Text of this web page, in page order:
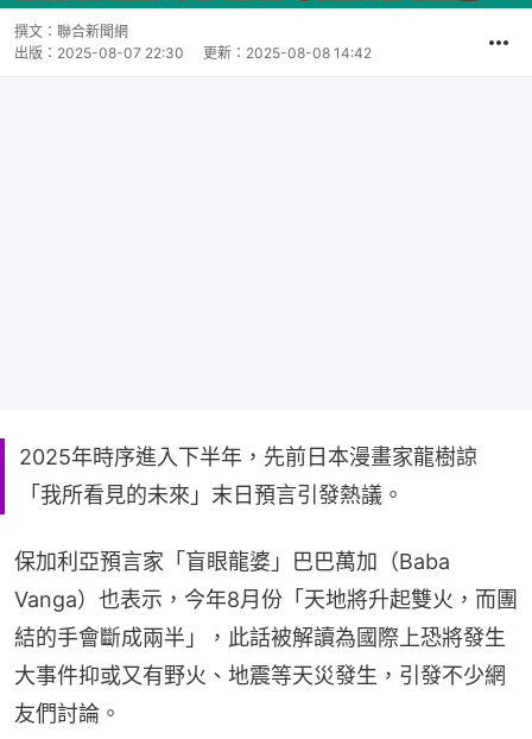
撰文： 聯合新聞網
出版： 2025-08-07 22:30 更新： 2025-08-08 14:42
2025年時序進入下半年，先前日本漫畫家龍樹諒
「我所看見的未來」末日預言引發熱議。
保加利亞預言家「盲眼龍婆」巴巴萬加（Baba
Vanga）也表示，今年8月份「天地將升起雙火，而團
結的手會斷成兩半」，此話被解讀為國際上恐將發生
大事件抑或又有野火、地震等天災發生，引發不少網
友們討論。